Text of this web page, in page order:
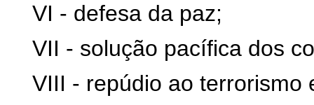
VI - defesa da paz;
VII - solução pacífica dos
VIII - repúdio ao terrorismo